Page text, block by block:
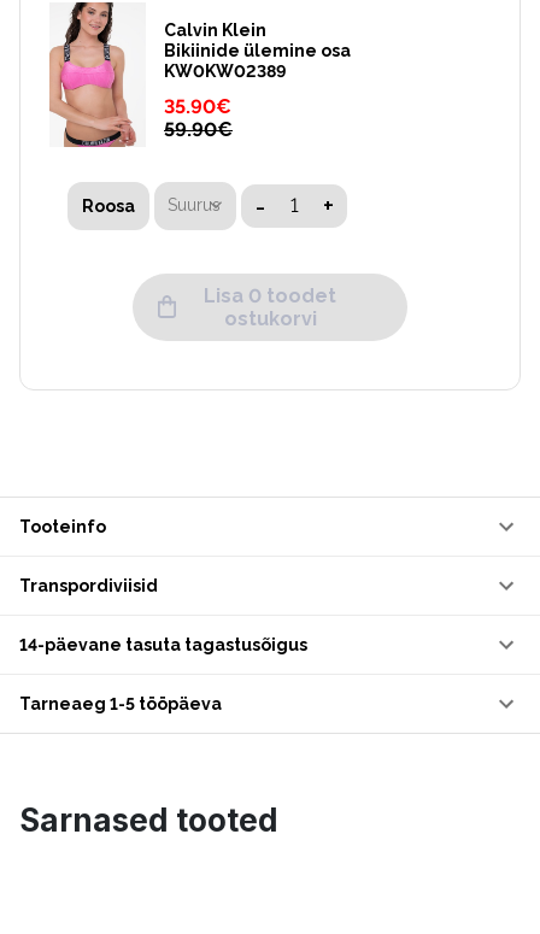
Calvin Klein
Bikiinide ülemine osa
KW0KW02389
35.90€
59.90€
Roosa Suurus - +
Lisa 0 toodet
ostukorvi
Tooteinfo
Transpordiviisid
14-päevane tasuta tagastusõigus
Tarneaeg 1-5 tööpäeva
Sarnased tooted